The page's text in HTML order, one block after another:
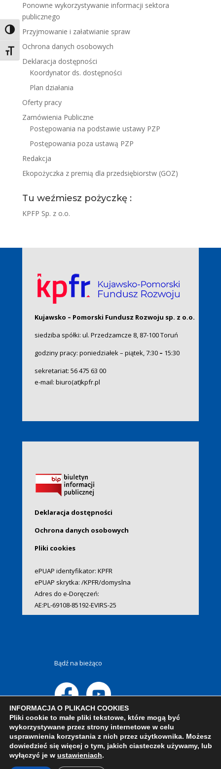
Toggle High Contrast
Toggle Font size
Ponowne wykorzystywanie informacji sektora
publicznego
Przyjmowanie i załatwianie spraw
Ochrona danych osobowych
Deklaracja dostępności
Koordynator ds. dostępności
Plan działania
Oferty pracy
Zamówienia Publiczne
Postępowania na podstawie ustawy PZP
Postępowania poza ustawą PZP
Redakcja
Ekopożyczka z premią dla przedsiębiorstw (GOZ)
Tu weźmiesz pożyczkę :
KPFP Sp. z o.o.
Kujawsko – Pomorski Fundusz Rozwoju sp. z o.o.
siedziba spółki: ul. Przedzamcze 8, 87-100 Toruń
godziny pracy: poniedziałek – piątek, 7:30– 15:30
sekretariat: 56 475 63 00
e-mail: biuro(at)kpfr.pl
Deklaracja dostępności
Ochrona danych osobowych
Pliki cookies
ePUAP identyfikator: KPFR
ePUAP skrytka: /KPFR/domyslna
Adres do e-Doręczeń:
AE:PL-69108-85192-EVIRS-25
Bądź na bieżąco
INFORMACJA O PLIKACH COOKIES
Pliki cookie to małe pliki tekstowe, które mogą być
wykorzystywane przez strony internetowe w celu
usprawnienia korzystania z nich przez użytkownika. Możesz
dowiedzieć się więcej o tym, jakich ciasteczek używamy, lub
wyłączyć je w ustawieniach.